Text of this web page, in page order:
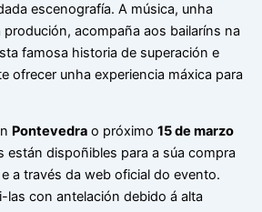
escenografía. A música, unha
acompaña aos bailaríns na
famosa historia de superación e
ofrecer unha experiencia máxica para
Pontevedrao próximo 15 de marzo
están dispoñibles para a súa compra
a través da web oficial do evento.
las con antelación debido á alta